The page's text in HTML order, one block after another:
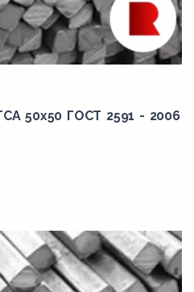
50x50 ГОСТ 2591 - 2006